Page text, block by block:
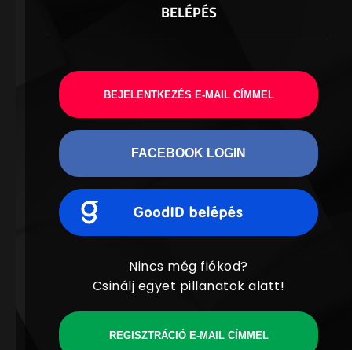
BELÉPÉS
BEJELENTKEZÉS E-MAIL CÍMMEL
FACEBOOK LOGIN
Nincs még fiókod?
Csinálj egyet pillanatok alatt!
REGISZTRÁCIÓ E-MAIL CÍMMEL